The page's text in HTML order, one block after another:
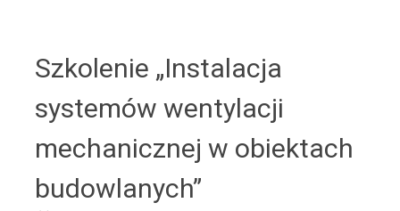
Szkolenie „Instalacja
systemów wentylacji
mechanicznej w obiektach
budowlanych”